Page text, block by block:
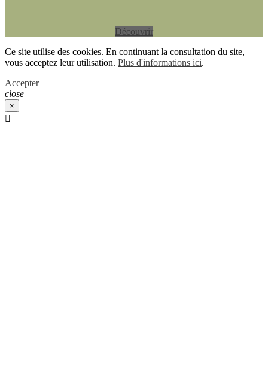
Découvrir
Ce site utilise des cookies. En continuant la consultation du site,
vous acceptez leur utilisation. Plus d'informations ici.
Accepter
close
×
